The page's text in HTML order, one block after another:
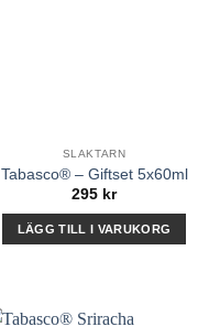
SLAKTARN
Tabasco® – Giftset 5x60ml
295 kr
LÄGG TILL I VARUKORG